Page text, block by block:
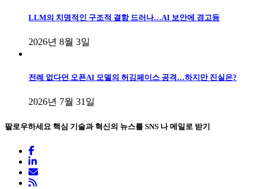
LLM의 치명적인 구조적 결함 드러나…AI 보안에 경고등
2026년 8월 3일
전례 없다던 오픈AI 모델의 허깅페이스 공격…하지만 진실은?
2026년 7월 31일
팔로우하세요 핵심 기술과 혁신의 뉴스를 SNS 나 메일로 받기